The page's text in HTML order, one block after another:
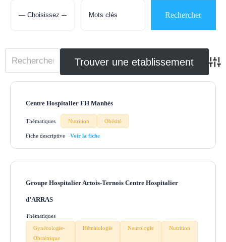
Centre Hospitalier FH Manhès
Thématiques Nutrition Obésité
Fiche descriptive
Groupe Hospitalier Artois-Ternois Centre Hospitalier
d’ARRAS
Thématiques
Gynécologie-
Obstétrique
Hématologie Neurologie Nutrition